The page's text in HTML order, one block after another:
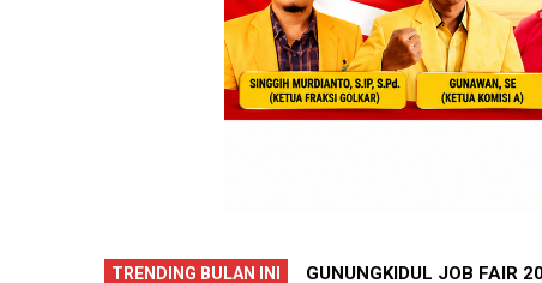
TRENDING BULAN INI
GUNUNGKIDUL